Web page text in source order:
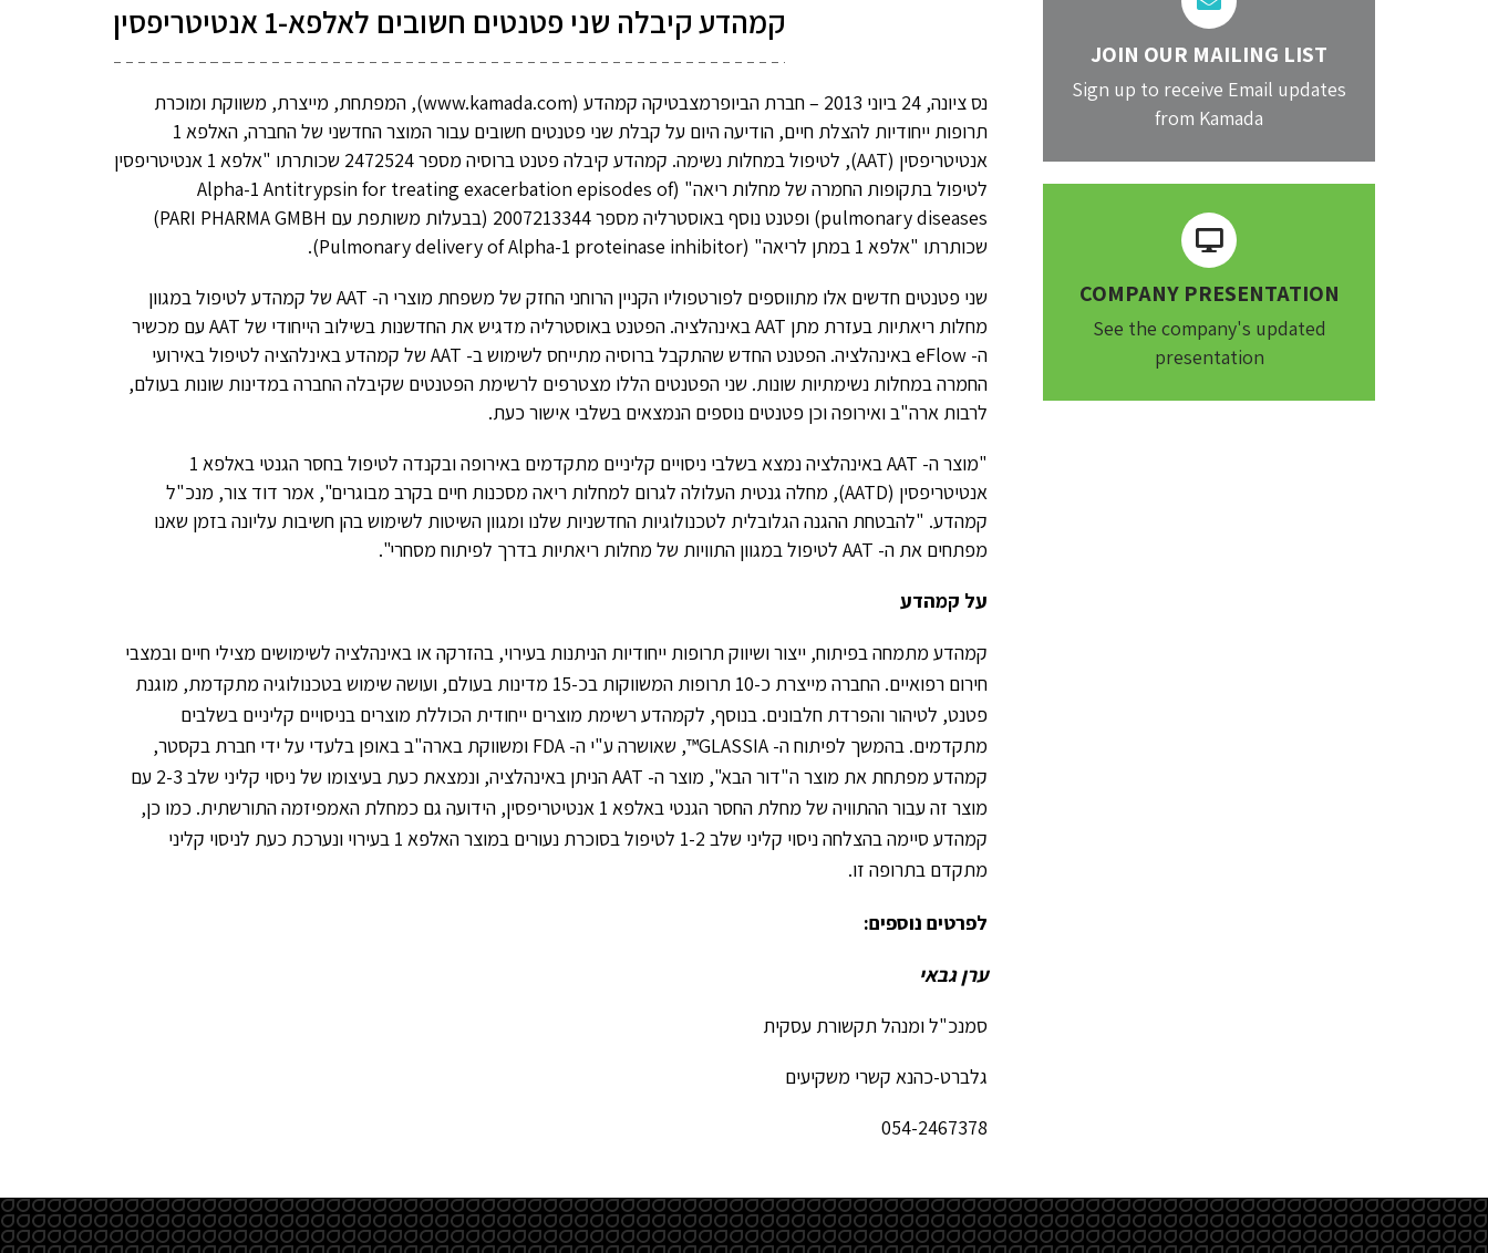
קמהדע קיבלה שני פטנטים חשובים לאלפא-1 אנטיטריפסין
נס ציונה, 24 ביוני 2013 – חברת הביופרמצבטיקה קמהדע (www.kamada.com), המפתחת, מייצרת, משווקת ומוכרת
תרופות ייחודיות להצלת חיים, הודיעה היום על קבלת שני פטנטים חשובים עבור המוצר החדשני של החברה, האלפא 1
אנטיטריפסין (AAT), לטיפול במחלות נשימה. קמהדע קיבלה פטנט ברוסיה מספר 2472524 שכותרתו "אלפא 1 אנטיטריפסין
לטיפול בתקופות החמרה של מחלות ריאה" (Alpha-1 Antitrypsin for treating exacerbation episodes of
pulmonary diseases) ופטנט נוסף באוסטרליה מספר 2007213344 (בבעלות משותפת עם PARI PHARMA GMBH)
שכותרתו "אלפא 1 במתן לריאה" (Pulmonary delivery of Alpha-1 proteinase inhibitor).
שני פטנטים חדשים אלו מתווספים לפורטפוליו הקניין הרוחני החזק של משפחת מוצרי ה- AAT של קמהדע לטיפול במגוון
מחלות ריאתיות בעזרת מתן AAT באינהלציה. הפטנט באוסטרליה מדגיש את החדשנות בשילוב הייחודי של AAT עם מכשיר
ה- eFlow באינהלציה. הפטנט החדש שהתקבל ברוסיה מתייחס לשימוש ב- AAT של קמהדע באינלהציה לטיפול באירועי
החמרה במחלות נשימתיות שונות. שני הפטנטים הללו מצטרפים לרשימת הפטנטים שקיבלה החברה במדינות שונות בעולם,
לרבות ארה"ב ואירופה וכן פטנטים נוספים הנמצאים בשלבי אישור כעת.
"מוצר ה- AAT באינהלציה נמצא בשלבי ניסויים קליניים מתקדמים באירופה ובקנדה לטיפול בחסר הגנטי באלפא 1
אנטיטריפסין (AATD), מחלה גנטית העלולה לגרום למחלות ריאה מסכנות חיים בקרב מבוגרים", אמר דוד צור, מנכ"ל
קמהדע. "להבטחת ההגנה הגלובלית לטכנולוגיות החדשניות שלנו ומגוון השיטות לשימוש בהן חשיבות עליונה בזמן שאנו
מפתחים את ה- AAT לטיפול במגוון התוויות של מחלות ריאתיות בדרך לפיתוח מסחרי".
על קמהדע
קמהדע מתמחה בפיתוח, ייצור ושיווק תרופות ייחודיות הניתנות בעירוי, בהזרקה או באינהלציה לשימושים מצילי חיים ובמצבי
חירום רפואיים. החברה מייצרת כ-10 תרופות המשווקות בכ-15 מדינות בעולם, ועושה שימוש בטכנולוגיה מתקדמת, מוגנת
פטנט, לטיהור והפרדת חלבונים. בנוסף, לקמהדע רשימת מוצרים ייחודית הכוללת מוצרים בניסויים קליניים בשלבים
מתקדמים. בהמשך לפיתוח ה- GLASSIA™, שאושרה ע"י ה- FDA ומשווקת בארה"ב באופן בלעדי על ידי חברת בקסטר,
קמהדע מפתחת את מוצר ה"דור הבא", מוצר ה- AAT הניתן באינהלציה, ונמצאת כעת בעיצומו של ניסוי קליני שלב 2-3 עם
מוצר זה עבור ההתוויה של מחלת החסר הגנטי באלפא 1 אנטיטריפסין, הידועה גם כמחלת האמפיזמה התורשתית. כמו כן,
קמהדע סיימה בהצלחה ניסוי קליני שלב 1-2 לטיפול בסוכרת נעורים במוצר האלפא 1 בעירוי ונערכת כעת לניסוי קליני
מתקדם בתרופה זו.
לפרטים נוספים:
ערן גבאי
סמנכ"ל ומנהל תקשורת עסקית
גלברט-כהנא קשרי משקיעים
054-2467378
JOIN OUR MAILING LIST
Sign up to receive Email updates
from Kamada
COMPANY PRESENTATION
See the company's updated
presentation